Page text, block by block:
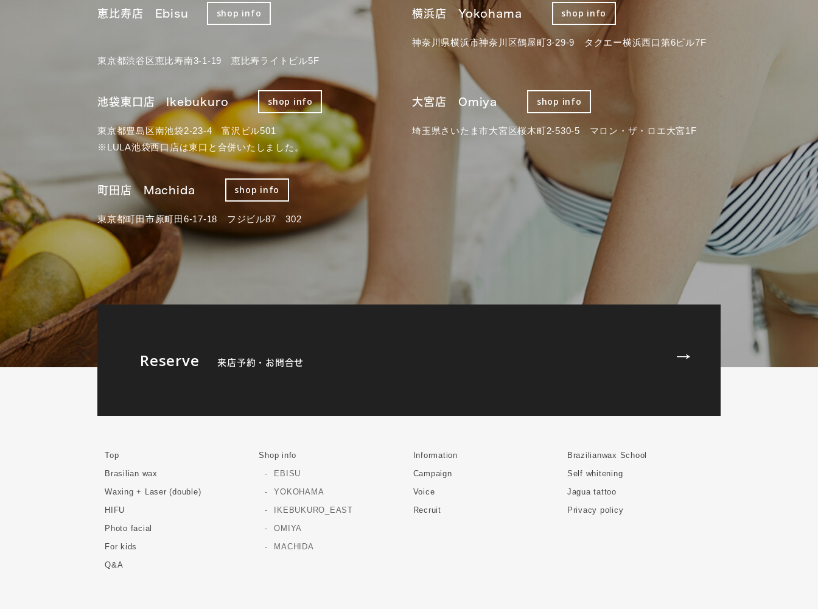
恵比寿店 Ebisu shop info
東京都渋谷区恵比寿南3-1-19 恵比寿ライトビル5F
横浜店 Yokohama shop info
神奈川県横浜市神奈川区鶴屋町3-29-9 タクエー横浜西口第6ビル7F
池袋東口店 Ikebukuro shop info
東京都豊島区南池袋2-23-4 富沢ビル501
※LULA池袋西口店は東口と合併いたしました。
大宮店 Omiya shop info
埼玉県さいたま市大宮区桜木町2-530-5 マロン・ザ・ロエ大宮1F
町田店 Machida shop info
東京都町田市原町田6-17-18 フジビル87 302
Reserve 来店予約・お問合せ
Top
Brasilian wax
Waxing + Laser (double)
HIFU
Photo facial
For kids
Q&A
Shop info
EBISU
YOKOHAMA
IKEBUKURO_EAST
OMIYA
MACHIDA
Information
Campaign
Voice
Recruit
Brazilianwax School
Self whitening
Jagua tattoo
Privacy policy